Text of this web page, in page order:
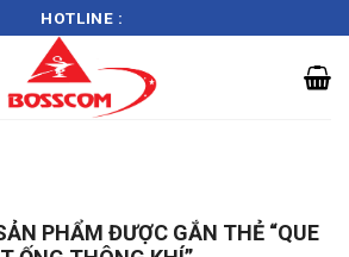
HOTLINE :
PHẨM ĐƯỢC GẮN THẺ “QUE